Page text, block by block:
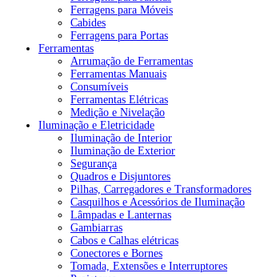
Ferragens para Móveis
Cabides
Ferragens para Portas
Ferramentas
Arrumação de Ferramentas
Ferramentas Manuais
Consumíveis
Ferramentas Elétricas
Medição e Nivelação
Iluminação e Eletricidade
Iluminação de Interior
Iluminação de Exterior
Segurança
Quadros e Disjuntores
Pilhas, Carregadores e Transformadores
Casquilhos e Acessórios de Iluminação
Lâmpadas e Lanternas
Gambiarras
Cabos e Calhas elétricas
Conectores e Bornes
Tomada, Extensões e Interruptores